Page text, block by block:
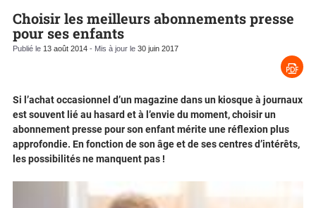
Choisir les meilleurs abonnements presse
pour ses enfants
Publié le 13 août 2014 - Mis à jour le 30 juin 2017
Si l’achat occasionnel d’un magazine dans un kiosque à journaux
est souvent lié au hasard et à l’envie du moment, choisir un
abonnement presse pour son enfant mérite une réflexion plus
approfondie. En fonction de son âge et de ses centres d’intérêts,
les possibilités ne manquent pas !